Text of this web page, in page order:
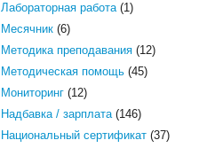
Лабораторная работа(1)
Месячник(6)
Методика преподавания(12)
Методическая помощь(45)
Мониторинг(12)
Надбавка / зарплата(146)
Национальный сертификат(37)